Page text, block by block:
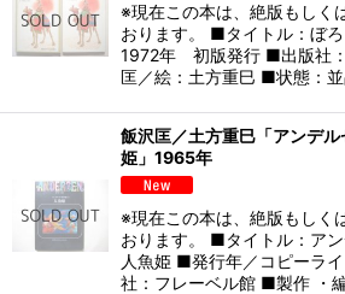
※現在この本は、絶版もしく
おります。 ■タイトル：ぼ
1972年 初版発行 ■出版社
匡／絵：土方重巳 ■状態：
飯沢匡／土方重巳「アンデ
姫」1965年
※現在この本は、絶版もしく
おります。 ■タイトル：ア
人魚姫 ■発行年／コピーラ
社：フレーベル館 ■製作 ・